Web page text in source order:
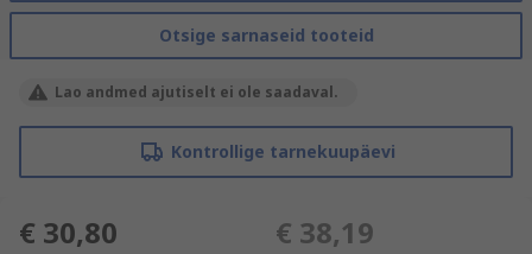
Otsige sarnaseid tooteid
Lao andmed ajutiselt ei ole saadaval.
Kontrollige tarnekuupäevi
€ 30,80 € 38,19